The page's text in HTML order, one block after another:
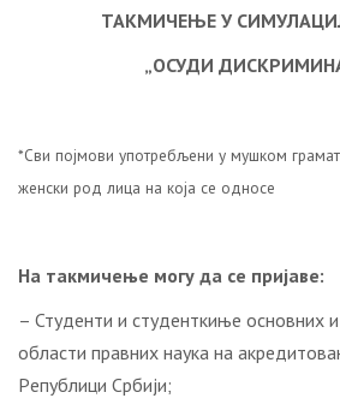
ТАКМИЧЕЊЕ У С
„ОСУДИ
*Сви појмови употребљени у мушком
женски род лица на која се односе
Нa тaкмичeњe мoгу дa сe приjaвe:
– Студенти и студенткиње oснoвних
oблaсти прaвних нaукa нa
Рeпублици Србиjи;